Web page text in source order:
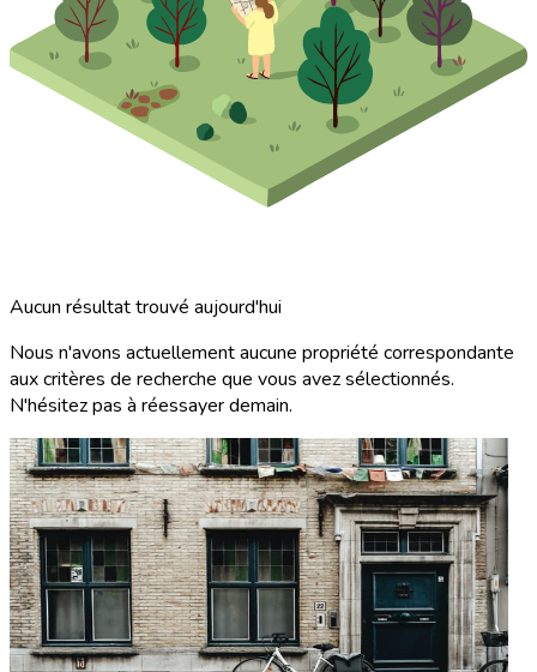
Aucun résultat trouvé aujourd'hui
Nous n'avons actuellement aucune propriété correspondante
aux critères de recherche que vous avez sélectionnés.
N'hésitez pas à réessayer demain.